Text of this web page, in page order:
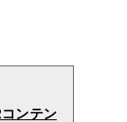
コンテン